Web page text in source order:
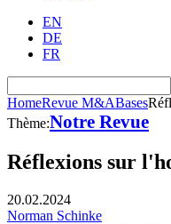
EN
DE
FR
HomeRevue M&ABases
Thème:Notre Revue
Réflexions sur
20.02.2024
Norman Schinke